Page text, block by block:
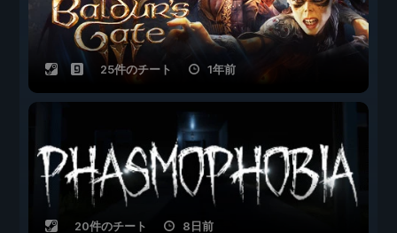
25件のチート 1年前
20件のチート 8日前